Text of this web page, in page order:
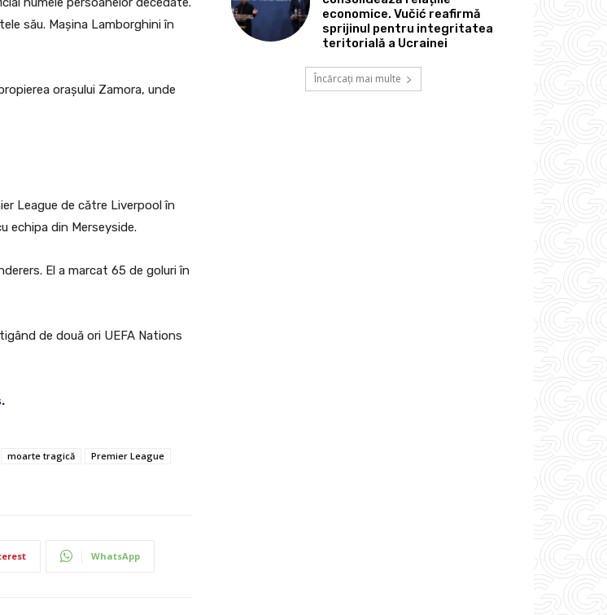
său. Mașina Lamborghini în
orașului Zamora, unde
League de către Liverpool în
echipa din Merseyside.
El a marcat 65 de goluri în
de două ori UEFA Nations
.
moarte tragică
Premier League
WhatsApp
economice. Vučić reafirmă
sprijinul pentru integritatea
teritorială a Ucrainei
Încărcați mai multe